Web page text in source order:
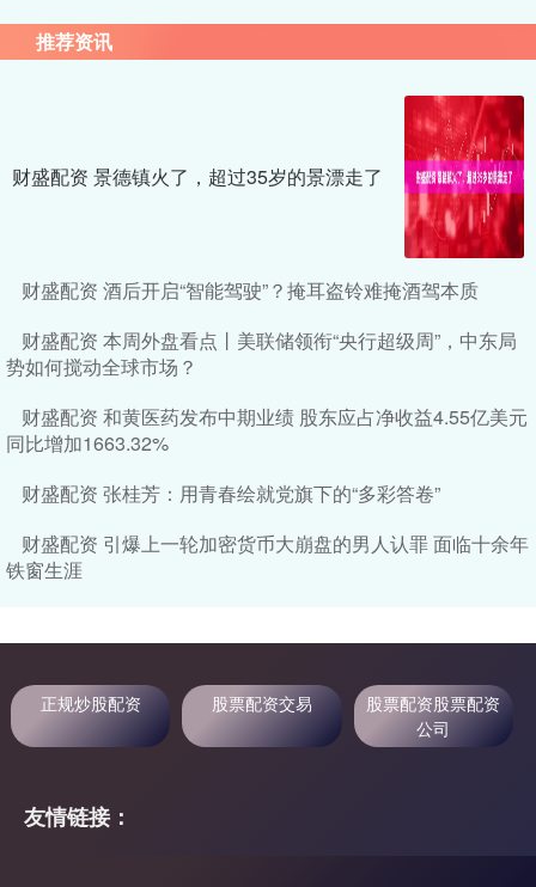
推荐资讯
财盛配资 景德镇火了，超过35岁的景漂走了
财盛配资 酒后开启“智能驾驶”？掩耳盗铃难掩酒驾本质
财盛配资 本周外盘看点丨美联储领衔“央行超级周”，中东局
势如何搅动全球市场？
财盛配资 和黄医药发布中期业绩 股东应占净收益4.55亿美元
同比增加1663.32%
财盛配资 张桂芳：用青春绘就党旗下的“多彩答卷”
财盛配资 引爆上一轮加密货币大崩盘的男人认罪 面临十余年
铁窗生涯
正规炒股配资 股票配资交易
股票配资股票配资
公司
友情链接：